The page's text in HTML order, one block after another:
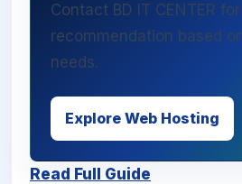
Contact BD IT CENTER
recommendation based
needs.
Explore Web Hosting
Read Full Guide